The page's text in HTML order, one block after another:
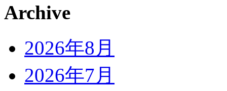
Archive
2026年8月
2026年7月